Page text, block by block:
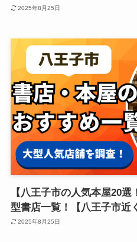
2025年8月25日
【八王子市の人気本屋20
型書店一覧！【八王子市近
2025年8月25日